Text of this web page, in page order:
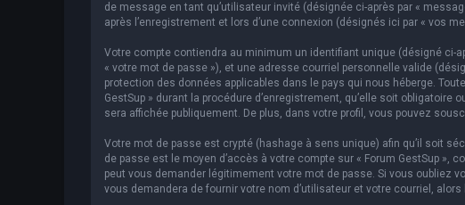
de message en tant qu’utilisateur invité (désignée ci-après par «
après l’enregistrement et lors d’une connexion (désignés ici par « vos
Votre compte contiendra au minimum un identifiant unique (désigné ci-
« votre mot de passe »), et une adresse courriel personnelle valide
protection des données applicables dans le pays qui nous héberge.
GestSup » durant la procédure d’enregistrement, qu’elle soit
sera affichée publiquement. De plus, dans votre profil, vous pouvez
Votre mot de passe est crypté (hashage à sens unique) afin qu’il soit
de passe est le moyen d’accès à votre compte sur « Forum GestSup »,
peut vous demander légitimement votre mot de passe. Si vous oubliez
vous demandera de fournir votre nom d’utilisateur et votre courriel,